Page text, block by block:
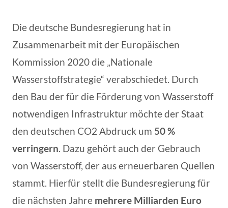
Die deutsche Bundesregierung hat in
Zusammenarbeit mit der Europäischen
Kommission 2020 die „Nationale
Wasserstoffstrategie“ verabschiedet. Durch
den Bau der für die Förderung von Wasserstoff
notwendigen Infrastruktur möchte der Staat
den deutschen CO2 Abdruck um 50 %
verringern. Dazu gehört auch der Gebrauch
von Wasserstoff, der aus erneuerbaren Quellen
stammt. Hierfür stellt die Bundesregierung für
die nächsten Jahre mehrere Milliarden Euro